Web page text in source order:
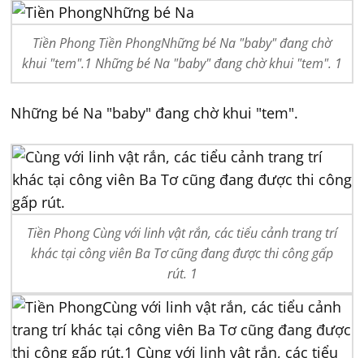
Tiền Phong Tiền PhongNhững bé Na "baby" đang chờ
khui "tem".1 Những bé Na "baby" đang chờ khui "tem". 1
Những bé Na "baby" đang chờ khui "tem".
Tiền Phong Cùng với linh vật rắn, các tiểu cảnh trang trí
khác tại công viên Ba Tơ cũng đang được thi công gấp
rút. 1